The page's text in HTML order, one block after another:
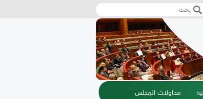
البحث ‏بحث ‏
مداولات المجلس